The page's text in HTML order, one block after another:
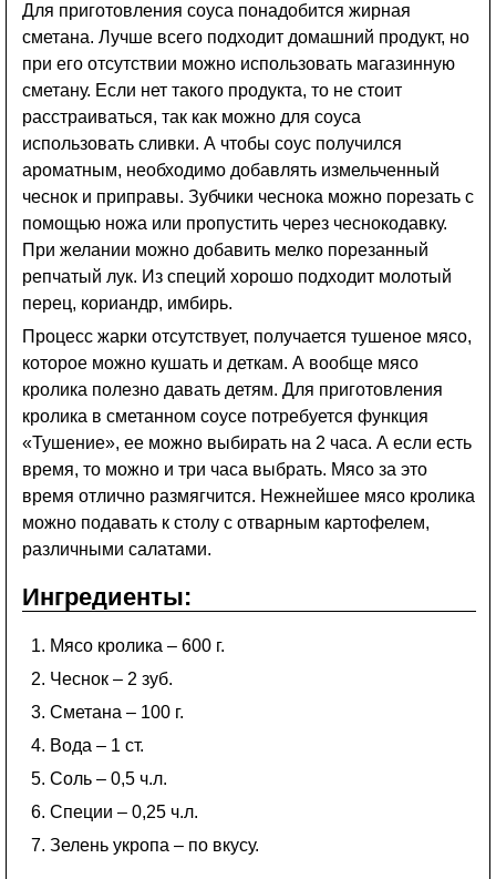
Для приготовления соуса понадобится жирная
сметана. Лучше всего подходит домашний продукт, но
при его отсутствии можно использовать магазинную
сметану. Если нет такого продукта, то не стоит
расстраиваться, так как можно для соуса
использовать сливки. А чтобы соус получился
ароматным, необходимо добавлять измельченный
чеснок и приправы. Зубчики чеснока можно порезать с
помощью ножа или пропустить через чеснокодавку.
При желании можно добавить мелко порезанный
репчатый лук. Из специй хорошо подходит молотый
перец, кориандр, имбирь.
Процесс жарки отсутствует, получается тушеное мясо,
которое можно кушать и деткам. А вообще мясо
кролика полезно давать детям. Для приготовления
кролика в сметанном соусе потребуется функция
«Тушение», ее можно выбирать на 2 часа. А если есть
время, то можно и три часа выбрать. Мясо за это
время отлично размягчится. Нежнейшее мясо кролика
можно подавать к столу с отварным картофелем,
различными салатами.
Ингредиенты:
Мясо кролика – 600 г.
Чеснок – 2 зуб.
Сметана – 100 г.
Вода – 1 ст.
Соль – 0,5 ч.л.
Специи – 0,25 ч.л.
Зелень укропа – по вкусу.